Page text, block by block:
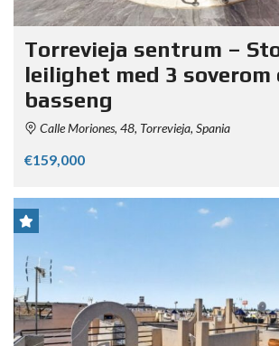
Torrevieja sentrum –
leilighet med 3 soverom
basseng
Calle Moriones, 48, Torrevieja, Spania
€159,000